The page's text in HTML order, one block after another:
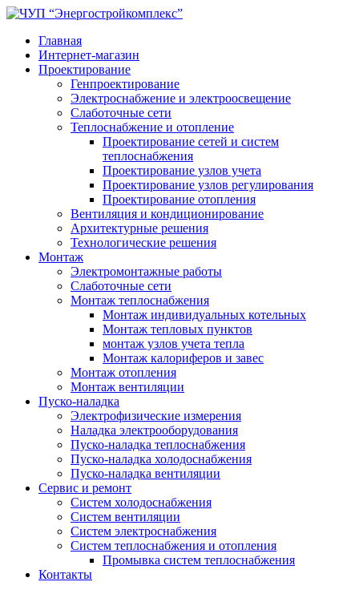
Главная
Интернет-магазин
Проектирование
Генпроектирование
Электроснабжение и электроосвещение
Слаботочные сети
Теплоснабжение и отопление
Проектирование сетей и систем
теплоснабжения
Проектирование узлов учета
Проектирование узлов регулирования
Проектирование отопления
Вентиляция и кондиционирование
Архитектурные решения
Технологические решения
Монтаж
Электромонтажные работы
Слаботочные сети
Монтаж теплоснабжения
Монтаж индивидуальных котельных
Монтаж тепловых пунктов
монтаж узлов учета тепла
Монтаж калориферов и завес
Монтаж отопления
Монтаж вентиляции
Пуско-наладка
Электрофизические измерения
Наладка электрооборудования
Пуско-наладка теплоснабжения
Пуско-наладка холодоснабжения
Пуско-наладка вентиляции
Сервис и ремонт
Систем холодоснабжения
Систем вентиляции
Систем электроснабжения
Систем теплоснабжения и отопления
Промывка систем теплоснабжения
Контакты